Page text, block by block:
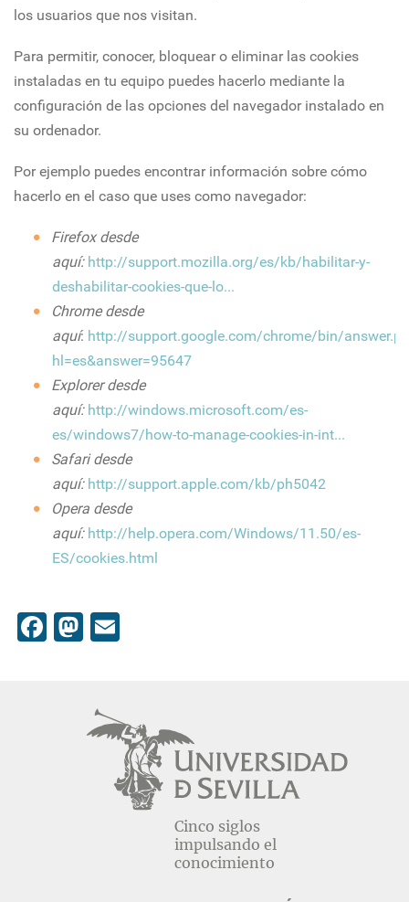
los usuarios que nos visitan.
Para permitir, conocer, bloquear o eliminar las cookies
instaladas en tu equipo puedes hacerlo mediante la
configuración de las opciones del navegador instalado en
su ordenador.
Por ejemplo puedes encontrar información sobre cómo
hacerlo en el caso que uses como navegador:
Firefox desde
aquí: http://support.mozilla.org/es/kb/habilitar-y-
deshabilitar-cookies-que-lo...
Chrome desde
aquí: http://support.google.com/chrome/bin/
hl=es&answer=95647
Explorer desde
aquí: http://windows.microsoft.com/es-
es/windows7/how-to-manage-cookies-in-int...
Safari desde
aquí: http://support.apple.com/kb/ph5042
Opera desde
aquí: http://help.opera.com/Windows/11.50/es-
ES/cookies.html
Facebook
Mastodon
Cinco siglos
impulsando el
conocimiento